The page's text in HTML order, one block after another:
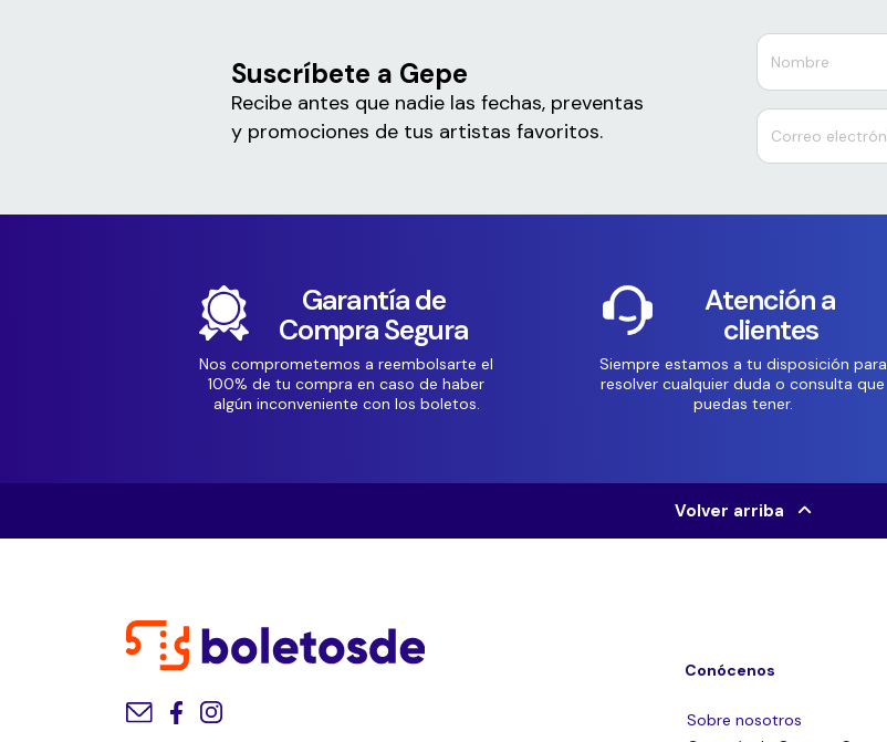
Suscríbete a Gepe
Recibe antes que nadie las fechas, preventas
y promociones de tus artistas favoritos.
Garantía de
Compra Segura
Nos comprometemos a reembolsarte el
100% de tu compra en caso de haber
algún inconveniente con los boletos.
Atención a
clientes
Siempre estamos a tu disposición para
resolver cualquier duda o consulta que
puedas tener.
Volver arriba
Conócenos
Sobre nosotros